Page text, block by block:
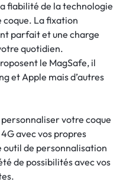
fiabilité de la technologie
La fixation
parfait et une charge
quotidien.
le MagSafe, il
et Apple mais d’autres
votre coque
avec vos propres
outil de personnalisation
de possibilités avec vos